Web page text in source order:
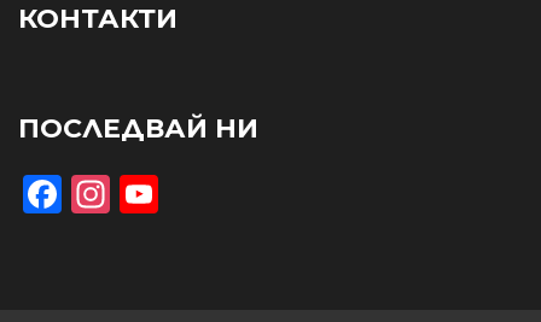
КОНТАКТИ
ПОСЛЕДВАЙ НИ
Facebook
Instagram